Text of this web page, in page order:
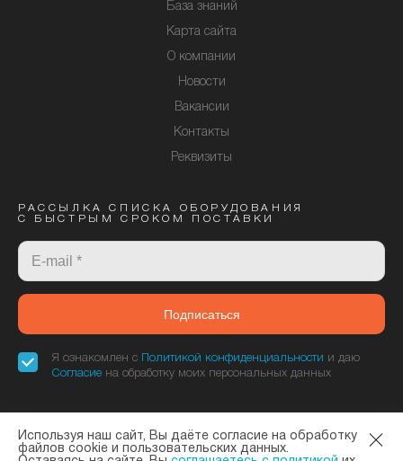
База знаний
Карта сайта
О компании
Новости
Вакансии
Контакты
Реквизиты
РАССЫЛКА СПИСКА ОБОРУДОВАНИЯ
С БЫСТРЫМ СРОКОМ ПОСТАВКИ
Подписаться
Я ознакомлен с Политикой конфиденциальности и даю
Согласие на обработку моих персональных данных
«Элтекс Коммуникации» - официальный дилер завода ELTEX. © 2013—
Используя наш сайт, Вы даёте согласие на обработку
файлов cookie и пользовательских данных.